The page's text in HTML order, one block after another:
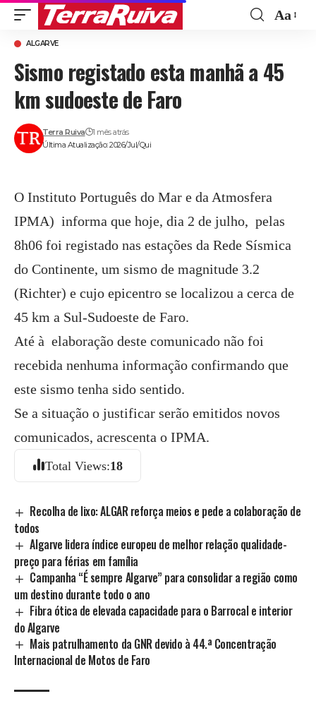
Aa
ALGARVE
Sismo registado esta manhã a 45
km sudoeste de Faro
Última Atualização: 2026/Jul/Qui
Terra Ruiva 1 mês atrás
O Instituto Português do Mar e da Atmosfera
IPMA) informa que hoje, dia 2 de julho, pelas
8h06 foi registado nas estações da Rede Sísmica
do Continente, um sismo de magnitude 3.2
(Richter) e cujo epicentro se localizou a cerca de
45 km a Sul-Sudoeste de Faro.
Até à elaboração deste comunicado não foi
recebida nenhuma informação confirmando que
este sismo tenha sido sentido.
Se a situação o justificar serão emitidos novos
comunicados, acrescenta o IPMA.
Total Views:18
Recolha de lixo: ALGAR reforça meios e pede a colaboração de
todos
Algarve lidera índice europeu de melhor relação qualidade-
preço para férias em família
Campanha “É sempre Algarve” para consolidar a região como
um destino durante todo o ano
Fibra ótica de elevada capacidade para o Barrocal e interior
do Algarve
Mais patrulhamento da GNR devido à 44.ª Concentração
Internacional de Motos de Faro